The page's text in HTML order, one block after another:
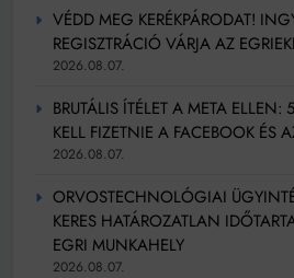
VÉDD MEG KERÉKPÁRODAT!
REGISZTRÁCIÓ VÁRJA AZ
2026.08.07.
BRUTÁLIS ÍTÉLET A META
KELL FIZETNIE A FACEBOOK ÉS
2026.08.07.
ORVOSTECHNOLÓGIAI
KERES HATÁROZATLAN
EGRI MUNKAHELY
2026.08.07.